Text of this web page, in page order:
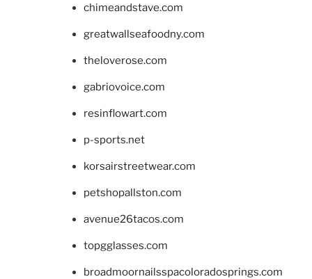
chimeandstave.com
greatwallseafoodny.com
theloverose.com
gabriovoice.com
resinflowart.com
p-sports.net
korsairstreetwear.com
petshopallston.com
avenue26tacos.com
topgglasses.com
broadmoornailsspacoloradosprings.com